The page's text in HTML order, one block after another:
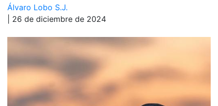
Álvaro Lobo S.J.
| 26 de diciembre de 2024